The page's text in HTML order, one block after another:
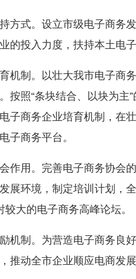
式。设立市级电子商务发
的投入力度，扶持本土电
制。以壮大我市电子商务
按照“条块结合、以块为
子商务企业培育机制，在
子商务平台。
用。完善电子商务协会的
展环境，制定培训计划，
大的电子商务高峰论坛。
制。为营造电子商务良好
推动全市企业顺应电商发